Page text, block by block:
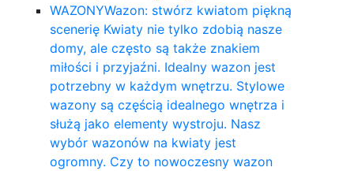
WAZONYWazon: stwórz kwiatom piękną
scenerię Kwiaty nie tylko zdobią nasze
domy, ale często są także znakiem
miłości i przyjaźni. Idealny wazon jest
potrzebny w każdym wnętrzu. Stylowe
wazony są częścią idealnego wnętrza i
służą jako elementy wystroju. Nasz
wybór wazonów na kwiaty jest
ogromny. Czy to nowoczesny wazon